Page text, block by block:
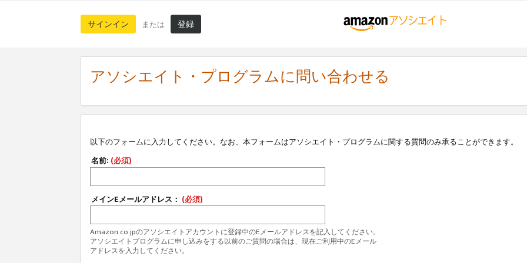
サインイン または 登録
アソシエイト・プログラムに問い合わせる
以下のフォームに入力してください。なお、本フォームはアソシエイト・プログラムに関する質問のみ承ることができます。
名前: (必須)
メインEメールアドレス： (必須)
Amazon.co.jpのアソシエイトアカウントに登録中のEメールアドレスを記入してください。
アソシエイトプログラムに申し込みをする以前のご質問の場合は、現在ご利用中のEメール
アドレスを入力してください。